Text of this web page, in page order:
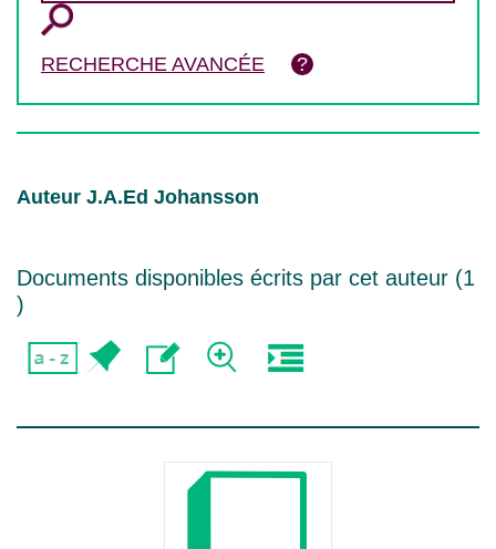
RECHERCHE AVANCÉE
Auteur J.A.Ed Johansson
Documents disponibles écrits par cet auteur (1
)